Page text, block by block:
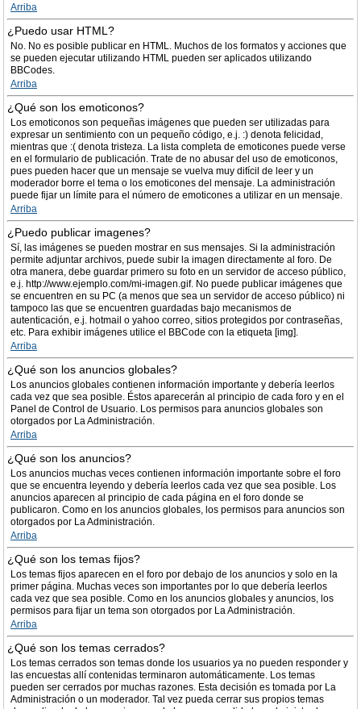
Arriba
¿Puedo usar HTML?
No. No es posible publicar en HTML. Muchos de los formatos y acciones que
se pueden ejecutar utilizando HTML pueden ser aplicados utilizando
BBCodes.
Arriba
¿Qué son los emoticonos?
Los emoticonos son pequeñas imágenes que pueden ser utilizadas para
expresar un sentimiento con un pequeño código, e.j. :) denota felicidad,
mientras que :( denota tristeza. La lista completa de emoticones puede verse
en el formulario de publicación. Trate de no abusar del uso de emoticonos,
pues pueden hacer que un mensaje se vuelva muy difícil de leer y un
moderador borre el tema o los emoticones del mensaje. La administración
puede fijar un límite para el número de emoticones a utilizar en un mensaje.
Arriba
¿Puedo publicar imagenes?
Sí, las imágenes se pueden mostrar en sus mensajes. Si la administración
permite adjuntar archivos, puede subir la imagen directamente al foro. De
otra manera, debe guardar primero su foto en un servidor de acceso público,
e.j. http://www.ejemplo.com/mi-imagen.gif. No puede publicar imágenes que
se encuentren en su PC (a menos que sea un servidor de acceso público) ni
tampoco las que se encuentren guardadas bajo mecanismos de
autenticación, e.j. hotmail o yahoo correo, sitios protegidos por contraseñas,
etc. Para exhibir imágenes utilice el BBCode con la etiqueta [img].
Arriba
¿Qué son los anuncios globales?
Los anuncios globales contienen información importante y debería leerlos
cada vez que sea posible. Éstos aparecerán al principio de cada foro y en el
Panel de Control de Usuario. Los permisos para anuncios globales son
otorgados por La Administración.
Arriba
¿Qué son los anuncios?
Los anuncios muchas veces contienen información importante sobre el foro
que se encuentra leyendo y debería leerlos cada vez que sea posible. Los
anuncios aparecen al principio de cada página en el foro donde se
publicaron. Como en los anuncios globales, los permisos para anuncios son
otorgados por La Administración.
Arriba
¿Qué son los temas fijos?
Los temas fijos aparecen en el foro por debajo de los anuncios y solo en la
primer página. Muchas veces son importantes por lo que debería leerlos
cada vez que sea posible. Como en los anuncios globales y anuncios, los
permisos para fijar un tema son otorgados por La Administración.
Arriba
¿Qué son los temas cerrados?
Los temas cerrados son temas donde los usuarios ya no pueden responder y
las encuestas allí contenidas terminaron automáticamente. Los temas
pueden ser cerrados por muchas razones. Esta decisión es tomada por La
Administración o un moderador. Tal vez pueda cerrar sus propios temas